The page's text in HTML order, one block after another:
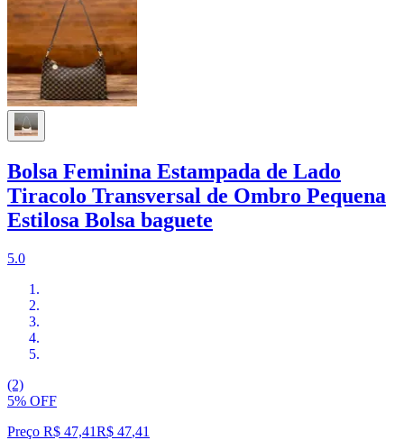
Bolsa Feminina Estampada de Lado
Tiracolo Transversal de Ombro Pequena
Estilosa Bolsa baguete
5.0
(2)
5% OFF
Preço R$ 47,41R$ 47,41